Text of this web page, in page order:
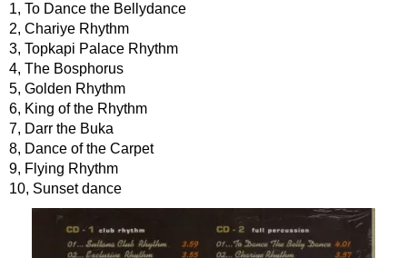
1, To Dance the Bellydance
2, Chariye Rhythm
3, Topkapi Palace Rhythm
4, The Bosphorus
5, Golden Rhythm
6, King of the Rhythm
7, Darr the Buka
8, Dance of the Carpet
9, Flying Rhythm
10, Sunset dance